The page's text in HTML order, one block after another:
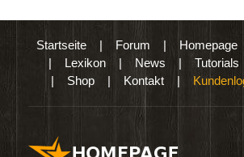
Startseite| Forum | Homepage
| Lexikon | News | Tutorials
| Shop | Kontakt |